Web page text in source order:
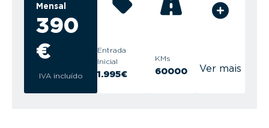
Mensal
390
€
IVA incluído
Entrada
Inicial
1.995€
KMs
60000 Ver mais